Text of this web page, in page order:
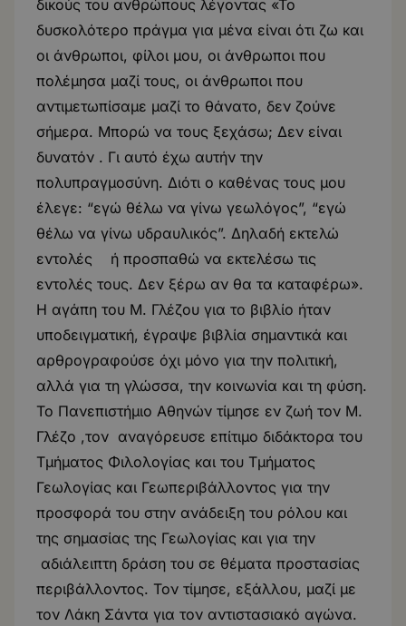
δικούς του ανθρώπους λέγοντας «Το
δυσκολότερο πράγμα για μένα είναι ότι ζω και
οι άνθρωποι, φίλοι μου, οι άνθρωποι που
πολέμησα μαζί τους, οι άνθρωποι που
αντιμετωπίσαμε μαζί το θάνατο, δεν ζούνε
σήμερα. Μπορώ να τους ξεχάσω; Δεν είναι
δυνατόν . Γι αυτό έχω αυτήν την
πολυπραγμοσύνη. Διότι ο καθένας τους μου
έλεγε: “εγώ θέλω να γίνω γεωλόγος”, “εγώ
θέλω να γίνω υδραυλικός”. Δηλαδή εκτελώ
εντολές ή προσπαθώ να εκτελέσω τις
εντολές τους. Δεν ξέρω αν θα τα καταφέρω».
Η αγάπη του Μ. Γλέζου για το βιβλίο ήταν
υποδειγματική, έγραψε βιβλία σημαντικά και
αρθρογραφούσε όχι μόνο για την πολιτική,
αλλά για τη γλώσσα, την κοινωνία και τη φύση.
Το Πανεπιστήμιο Αθηνών τίμησε εν ζωή τον Μ.
Γλέζο ,τον αναγόρευσε επίτιμο διδάκτορα του
Τμήματος Φιλολογίας και του Τμήματος
Γεωλογίας και Γεωπεριβάλλοντος για την
προσφορά του στην ανάδειξη του ρόλου και
της σημασίας της Γεωλογίας και για την
αδιάλειπτη δράση του σε θέματα προστασίας
περιβάλλοντος. Τον τίμησε, εξάλλου, μαζί με
τον Λάκη Σάντα για τον αντιστασιακό αγώνα.